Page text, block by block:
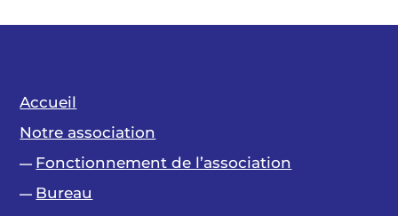
Accueil
Notre association
— Fonctionnement de l’association
— Bureau